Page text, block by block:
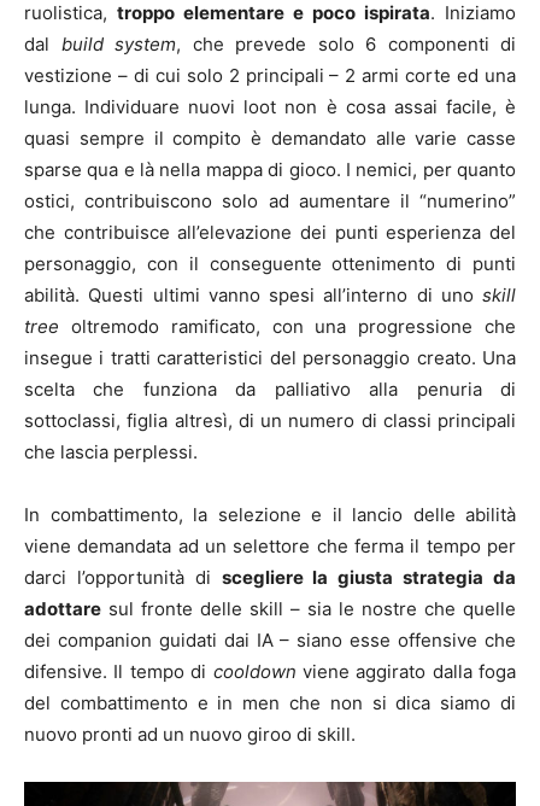
ruolistica, troppo elementare e poco ispirata. Iniziamo
dal build system, che prevede solo 6 componenti di
vestizione – di cui solo 2 principali – 2 armi corte ed una
lunga. Individuare nuovi loot non è cosa assai facile, è
quasi sempre il compito è demandato alle varie casse
sparse qua e là nella mappa di gioco. I nemici, per quanto
ostici, contribuiscono solo ad aumentare il “numerino”
che contribuisce all’elevazione dei punti esperienza del
personaggio, con il conseguente ottenimento di punti
abilità. Questi ultimi vanno spesi all’interno di uno skill
tree oltremodo ramificato, con una progressione che
insegue i tratti caratteristici del personaggio creato. Una
scelta che funziona da palliativo alla penuria di
sottoclassi, figlia altresì, di un numero di classi principali
che lascia perplessi.
In combattimento, la selezione e il lancio delle abilità
viene demandata ad un selettore che ferma il tempo per
darci l’opportunità di scegliere la giusta strategia da
adottare sul fronte delle skill – sia le nostre che quelle
dei companion guidati dai IA – siano esse offensive che
difensive. Il tempo di cooldown viene aggirato dalla foga
del combattimento e in men che non si dica siamo di
nuovo pronti ad un nuovo giroo di skill.